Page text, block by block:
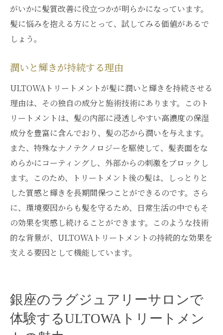
がいかに髪質改善に役立つかが明らかになっています。
髪に悩みを抱える方にとって、試してみる価値があるで
しょう。
潤いと輝きが持続する理由
ULTOWAトリートメントが髪に潤いと輝きを持続させる
理由は、その独自の成分と施術技術にあります。このト
リートメントは、髪の内部に浸透しやすい高濃度の保湿
成分を豊富に含んでおり、髪の芯から潤いを与えます。
また、特殊なナノテクノロジーを駆使して、髪表面をな
めらかにコーティングし、外部からの刺激をブロックし
ます。このため、トリートメント後の髪は、しっとりと
した質感と輝きを長期間保つことができるのです。さら
に、環境要因からも髪を守るため、日常生活の中でもそ
の効果を実感し続けることができます。このような技術
的な背景が、ULTOWAトリートメントの持続的な効果を
支える要因として機能しています。
銀座のラグジュアリーサロンで
体験するULTOWAトリートメン